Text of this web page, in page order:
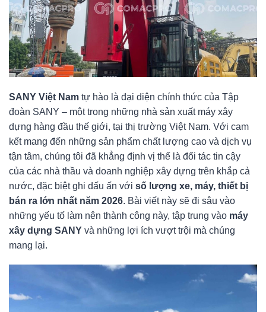
SANY Việt Nam tự hào là đại diện chính thức của Tập
đoàn SANY – một trong những nhà sản xuất máy xây
dựng hàng đầu thế giới, tại thị trường Việt Nam. Với cam
kết mang đến những sản phẩm chất lượng cao và dịch vụ
tận tâm, chúng tôi đã khẳng định vị thế là đối tác tin cậy
của các nhà thầu và doanh nghiệp xây dựng trên khắp cả
nước, đặc biệt ghi dấu ấn với số lượng xe, máy, thiết bị
bán ra lớn nhất năm 2026. Bài viết này sẽ đi sâu vào
những yếu tố làm nên thành công này, tập trung vào máy
xây dựng SANY và những lợi ích vượt trội mà chúng
mang lại.